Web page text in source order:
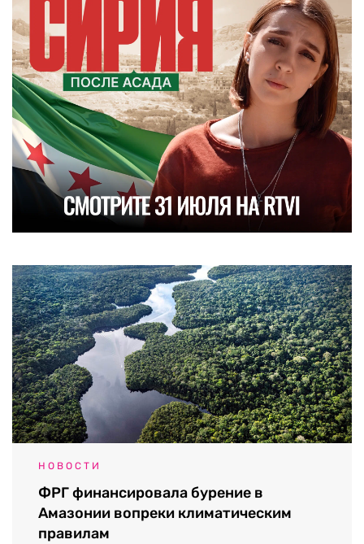
НОВОСТИ
ФРГ финансировала бурение в
Амазонии вопреки климатическим
правилам